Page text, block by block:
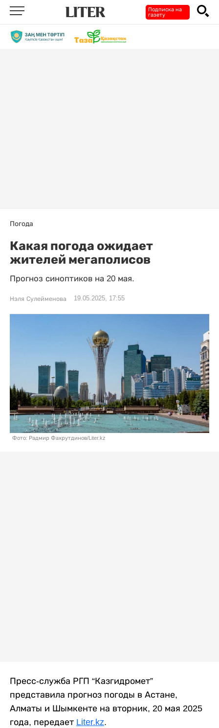
Подписка на
газету
Погода
Какая погода ожидает
жителей мегаполисов
Прогноз синоптиков на 20 мая.
Нэля Сулейменова 19.05.2025, 17:55
Фото: Радмир Фахрутдинов/Liter.kz
Пресс-служба РГП “Казгидромет”
представила прогноз погоды в Астане,
Алматы и Шымкенте на вторник, 20 мая 2025
года, передает Liter.kz.